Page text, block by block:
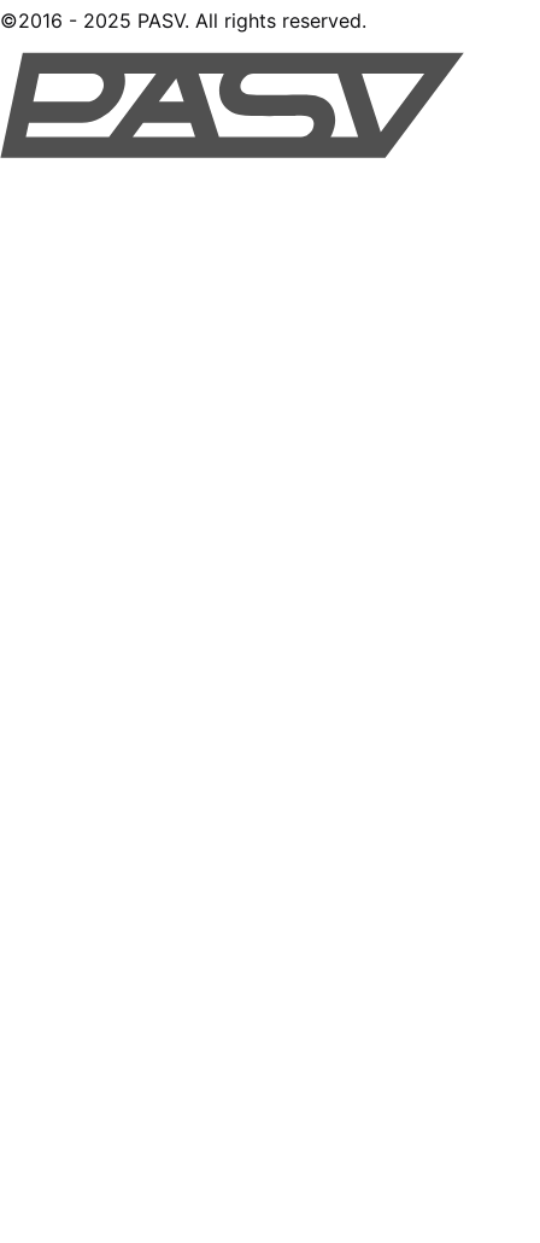
©2016 - 2025 PASV. All rights reserved.